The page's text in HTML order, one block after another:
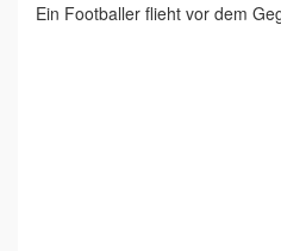
Ein Footballer flieht vor dem